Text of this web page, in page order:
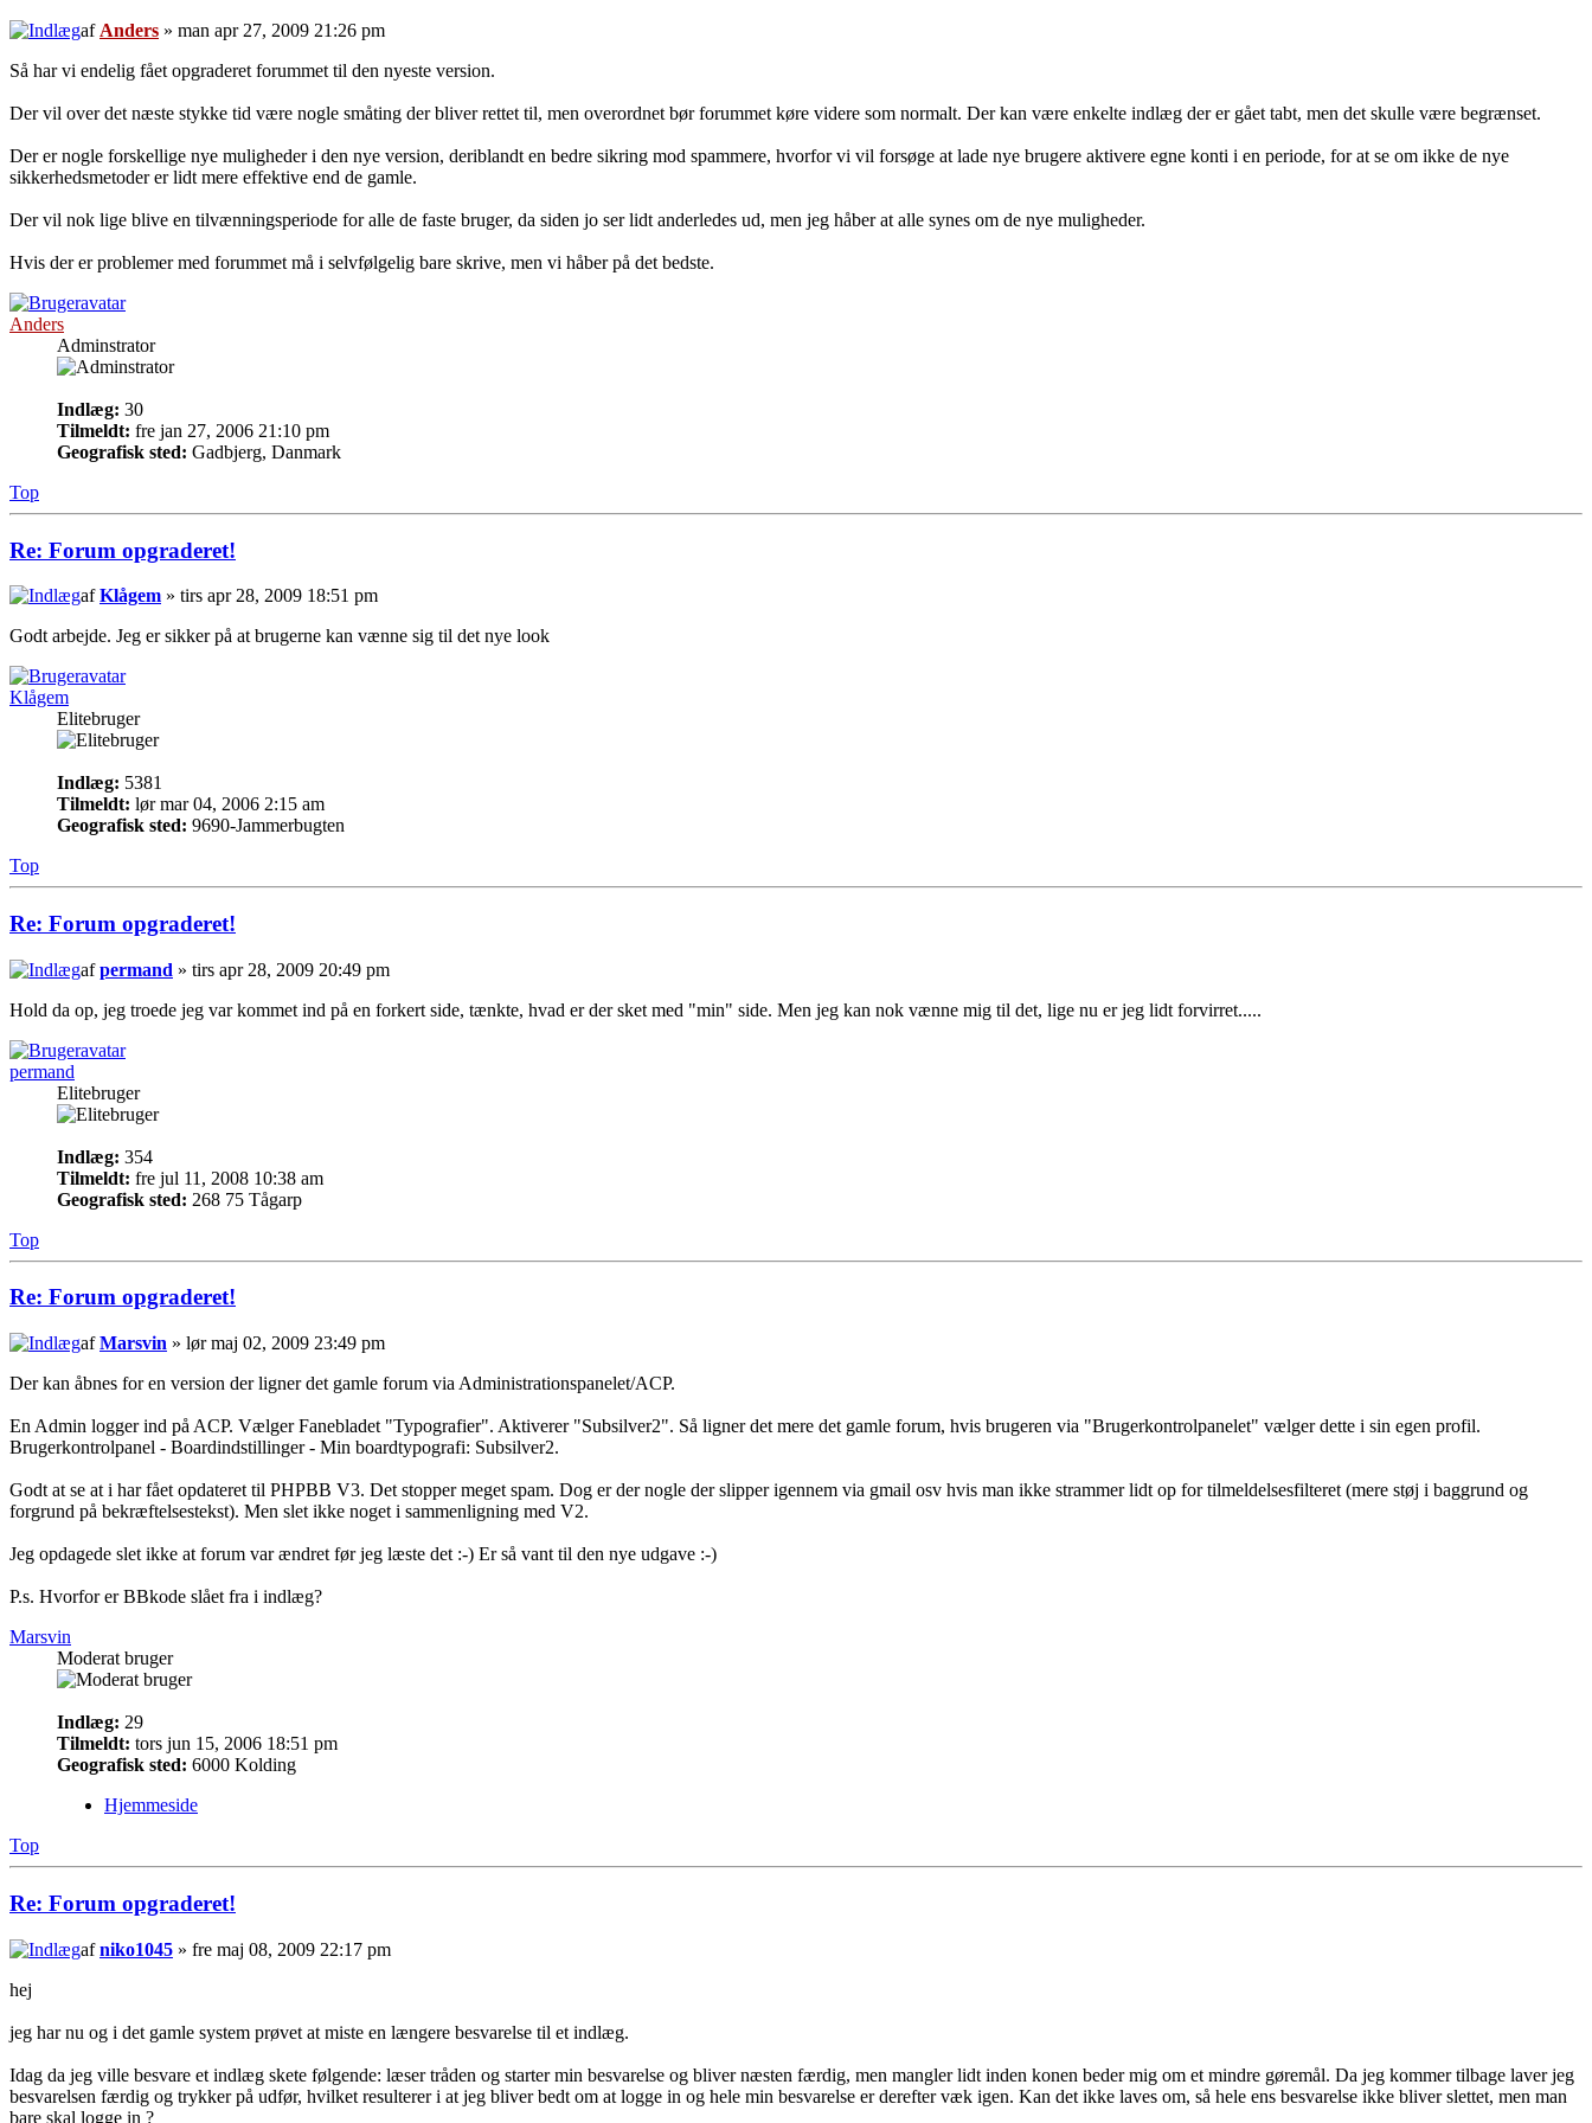
af Anders » man apr 27, 2009 21:26 pm
Så har vi endelig fået opgraderet forummet til den nyeste version.
Der vil over det næste stykke tid være nogle småting der bliver rettet til, men overordnet bør forummet køre videre som normalt. Der kan være enkelte indlæg der er gået tabt, men det skulle være begrænset.
Der er nogle forskellige nye muligheder i den nye version, deriblandt en bedre sikring mod spammere, hvorfor vi vil forsøge at lade nye brugere aktivere egne konti i en periode, for at se om ikke de nye
sikkerhedsmetoder er lidt mere effektive end de gamle.
Der vil nok lige blive en tilvænningsperiode for alle de faste bruger, da siden jo ser lidt anderledes ud, men jeg håber at alle synes om de nye muligheder.
Hvis der er problemer med forummet må i selvfølgelig bare skrive, men vi håber på det bedste.
Anders
Adminstrator
Indlæg: 30
Tilmeldt: fre jan 27, 2006 21:10 pm
Geografisk sted: Gadbjerg, Danmark
Top
Re: Forum opgraderet!
afKlågem » tirs apr 28, 2009 18:51 pm
Godt arbejde. Jeg er sikker på at brugerne kan vænne sig til det nye look
Klågem
Elitebruger
Indlæg: 5381
Tilmeldt: lør mar 04, 2006 2:15 am
Geografisk sted: 9690-Jammerbugten
Top
Re: Forum opgraderet!
afpermand » tirs apr 28, 2009 20:49 pm
Hold da op, jeg troede jeg var kommet ind på en forkert side, tænkte, hvad er der sket med "min" side. Men jeg kan nok vænne mig til det, lige nu er jeg lidt forvirret.....
permand
Elitebruger
Indlæg: 354
Tilmeldt: fre jul 11, 2008 10:38 am
Geografisk sted: 268 75 Tågarp
Top
Re: Forum opgraderet!
afMarsvin » lør maj 02, 2009 23:49 pm
Der kan åbnes for en version der ligner det gamle forum via Administrationspanelet/ACP.
En Admin logger ind på ACP. Vælger Fanebladet "Typografier". Aktiverer "Subsilver2". Så ligner det mere det gamle forum, hvis brugeren via "Brugerkontrolpanelet" vælger dette i sin egen profil.
Brugerkontrolpanel - Boardindstillinger - Min boardtypografi: Subsilver2.
Godt at se at i har fået opdateret til PHPBB V3. Det stopper meget spam. Dog er der nogle der slipper igennem via gmail osv hvis man ikke strammer lidt op for tilmeldelsesfilteret (mere støj i baggrund og
forgrund på bekræftelsestekst). Men slet ikke noget i sammenligning med V2.
Jeg opdagede slet ikke at forum var ændret før jeg læste det :-) Er så vant til den nye udgave :-)
P.s. Hvorfor er BBkode slået fra i indlæg?
Marsvin
Moderat bruger
Indlæg: 29
Tilmeldt: tors jun 15, 2006 18:51 pm
Geografisk sted: 6000 Kolding
Hjemmeside
Top
Re: Forum opgraderet!
afniko1045 » fre maj 08, 2009 22:17 pm
hej
jeg har nu og i det gamle system prøvet at miste en længere besvarelse til et indlæg.
Idag da jeg ville besvare et indlæg skete følgende: læser tråden og starter min besvarelse og bliver næsten færdig, men mangler lidt inden konen beder mig om et mindre gøremål. Da jeg kommer tilbage laver jeg
besvarelsen færdig og trykker på udfør, hvilket resulterer i at jeg bliver bedt om at logge in og hele min besvarelse er derefter væk igen. Kan det ikke laves om, så hele ens besvarelse ikke bliver slettet, men man
bare skal logge in ?